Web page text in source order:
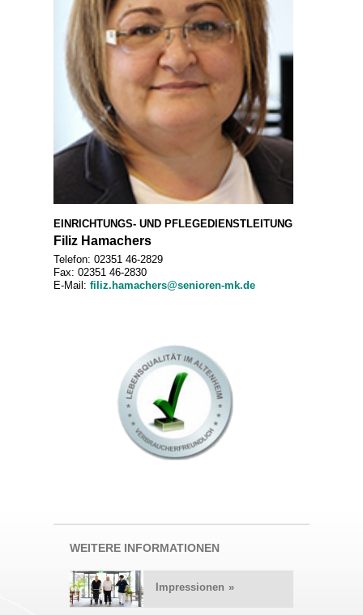
EINRICHTUNGS- UND PFLEGEDIENSTLEITUNG
Filiz Hamachers
Telefon: 02351 46-2829
Fax: 02351 46-2830
E-Mail: filiz.hamachers@senioren-mk.de
WEITERE INFORMATIONEN
Impressionen »